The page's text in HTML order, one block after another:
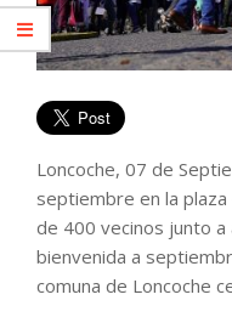
Loncoche, 07 de
septiembre en la
de 400 vecinos junto
bienvenida a
comuna de Loncoche